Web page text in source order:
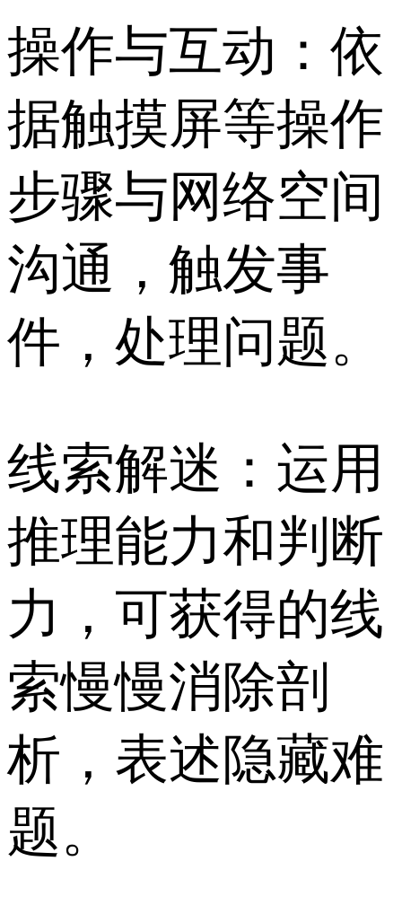
操作与互动：依
据触摸屏等操作
步骤与网络空间
沟通，触发事
件，处理问题。
线索解迷：运用
推理能力和判断
力，可获得的线
索慢慢消除剖
析，表述隐藏难
题。